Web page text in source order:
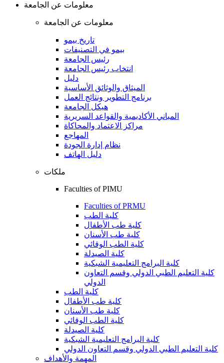
معلومات عن الجامعة
معلومات عن الجامعة
تاريخ بيمو
بيمو في التصنيفات
رئيس الجامعة
انتخاب رئيس الجامعة
دليل
الميثاق والوثائق الأساسية
برنامج التطوير ونتائج العمل
هيكل الجامعة
المباني الأكاديمية والقواعد السريرية
مراكز الاعتماد والمحاكاة
المهاجع
نظام إدارة الجودة
دليل الهاتف
ملكات
Faculties of PIMU
Faculties of PRMU
كلية الطب
كلية طب الأطفال
كلية طب الأسنان
كلية الطب الوقائي
كلية الصيدلة
كلية البرامج التعليمية الشبكية
كلية التعليم الطبي الدولي وقسم التعاون
الدولي
كلية الطب
كلية طب الأطفال
كلية طب الأسنان
كلية الطب الوقائي
كلية الصيدلة
كلية البرامج التعليمية الشبكية
كلية التعليم الطبي الدولي وقسم التعاون الدولي
المهمة والأهداف